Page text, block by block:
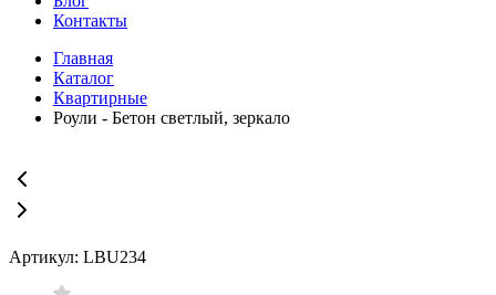
Контакты
Главная
Каталог
Квартирные
Роули - Бетон светлый, зеркало
Артикул: LBU234